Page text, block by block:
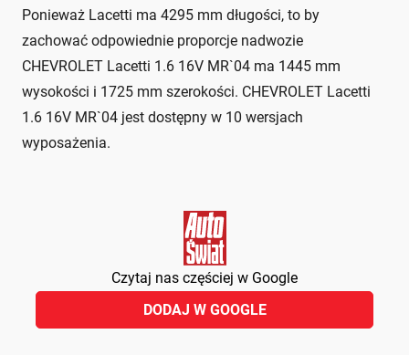
Ponieważ Lacetti ma 4295 mm długości, to by
zachować odpowiednie proporcje nadwozie
CHEVROLET Lacetti 1.6 16V MR`04 ma 1445 mm
wysokości i 1725 mm szerokości. CHEVROLET Lacetti
1.6 16V MR`04 jest dostępny w 10 wersjach
wyposażenia.
Czytaj nas częściej w Google
DODAJ W GOOGLE